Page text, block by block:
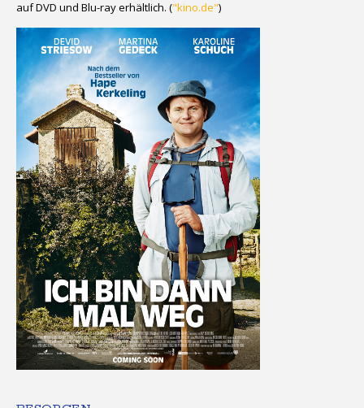
auf DVD und Blu-ray erhältlich. ("kino.de")